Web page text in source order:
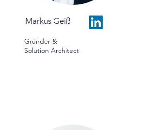
Markus Geiß
Gründer &
Solution Architect